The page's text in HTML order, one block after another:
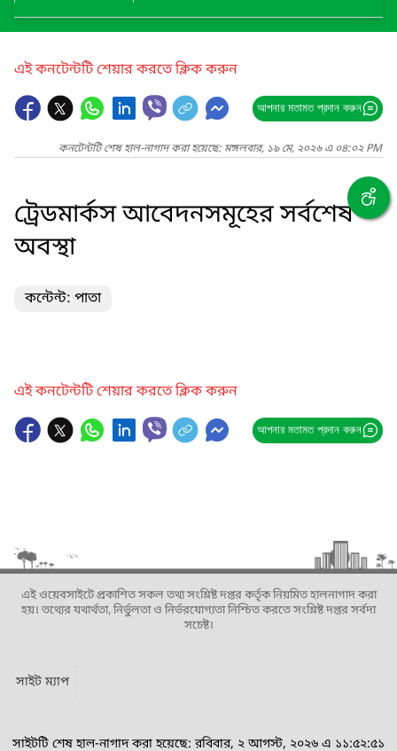
এই কনটেন্টটি শেয়ার করতে ক্লিক করুন
আপনার মতামত প্রদান করুন
কনটেন্টটি শেষ হাল-নাগাদ করা হয়েছে: মঙ্গলবার, ১৯ মে, ২০২৬ এ ০৪:০২ PM
ট্রেডমার্কস আবেদনসমূহের সর্বশেষ
অবস্থা
কন্টেন্ট: পাতা
এই কনটেন্টটি শেয়ার করতে ক্লিক করুন
আপনার মতামত প্রদান করুন
এই ওয়েবসাইটে প্রকাশিত সকল তথ্য সংশ্লিষ্ট দপ্তর কর্তৃক নিয়মিত হালনাগাদ করা
হয়। তথ্যের যথার্থতা, নির্ভুলতা ও নির্ভরযোগ্যতা নিশ্চিত করতে সংশ্লিষ্ট দপ্তর সর্বদা
সচেষ্ট।
সাইট ম্যাপ
সাইটটি শেষ হাল-নাগাদ করা হয়েছে: রবিবার, ২ আগস্ট, ২০২৬ এ ১১:৫২:৫১